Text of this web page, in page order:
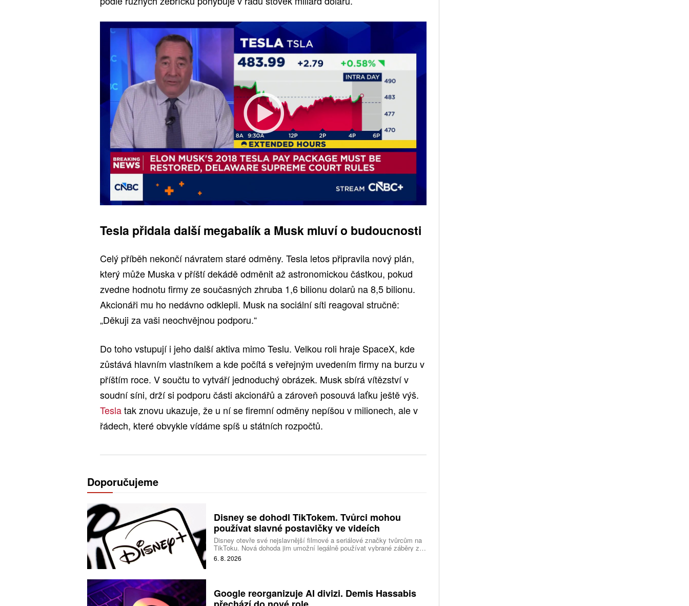
Tesla přidala další megabalík a Musk mluví o budoucnosti
Celý příběh nekončí návratem staré odměny. Tesla letos připravila nový plán,
který může Muska v příští dekádě odměnit až astronomickou částkou, pokud
zvedne hodnotu firmy ze současných zhruba 1,6 bilionu dolarů na 8,5 bilionu.
Akcionáři mu ho nedávno odklepli. Musk na sociální síti reagoval stručně:
„Děkuji za vaši neochvějnou podporu.“
Do toho vstupují i jeho další aktiva mimo Teslu. Velkou roli hraje SpaceX, kde
zůstává hlavním vlastníkem a kde počítá s veřejným uvedením firmy na burzu v
příštím roce. V součtu to vytváří jednoduchý obrázek. Musk sbírá vítězství v
soudní síni, drží si podporu části akcionářů a zároveň posouvá laťku ještě výš.
Teslatak znovu ukazuje, že u ní se firemní odměny nepíšou v milionech, ale v
řádech, které obvykle vídáme spíš u státních rozpočtů.
Doporučujeme
Disney se dohodl TikTokem. Tvůrci mohou
používat slavné postavičky ve videích
Disney otevře své nejslavnější filmové a seriálové značky tvůrcům na
TikToku. Nová dohoda jim umožní legálně používat vybrané záběry z
produkce studia a sdílet vlastní videa také na platformě Disney Verts.
6. 8. 2026
Google reorganizuje AI divizi. Demis Hassabis